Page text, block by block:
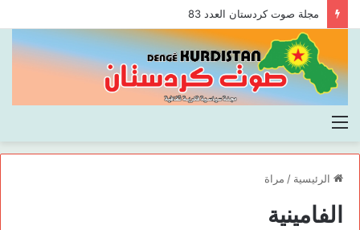
مجلة صوت كردستان العدد 83
القائمة
الرئيسية / مراة
الفامينية